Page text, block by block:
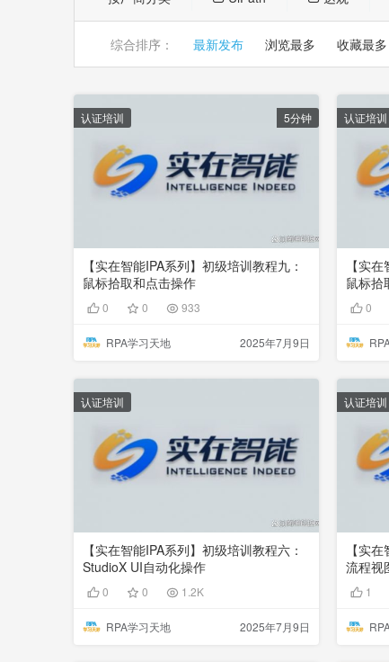
综合排序： 最新发布 浏览最多 收藏最多
认证培训 5分钟
【实在智能IPA系列】初级培训教程九：
鼠标拾取和点击操作
0 0 933
RPA学习天地 2025年7月9日
认证培训
【实
鼠标拾
0
认证培训
【实在智能IPA系列】初级培训教程六：
StudioX UI自动化操作
0 0 1.2K
RPA学习天地 2025年7月9日
认证培训
【实
流程视
1